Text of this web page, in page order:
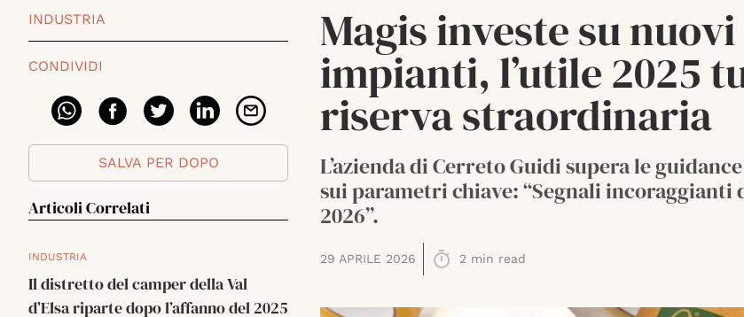
INDUSTRIA
CONDIVIDI
SALVA PER DOPO
Articoli Correlati
INDUSTRIA
Il distretto del camper della Val
d’Elsa riparte dopo l’affanno del 2025
Magis investe su nuovi
impianti, l’utile 2025
riserva straordinaria
L’azienda di Cerreto Guidi supera le
sui parametri chiave: “Segnali incoraggianti
2026”.
29 APRILE 2026 2 min read